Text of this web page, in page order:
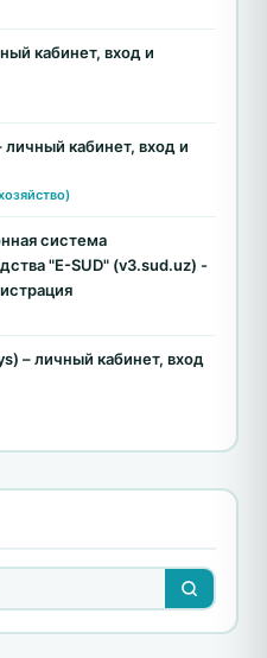
кабинет, вход и
кабинет, вход и
система
"E-SUD" (v3.sud.uz) -
– личный кабинет, вход